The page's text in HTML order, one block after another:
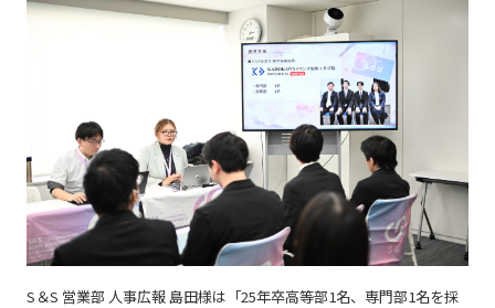
S＆S 営業部 人事広報 島田様は「25年卒高等部1名、専門部1名を採